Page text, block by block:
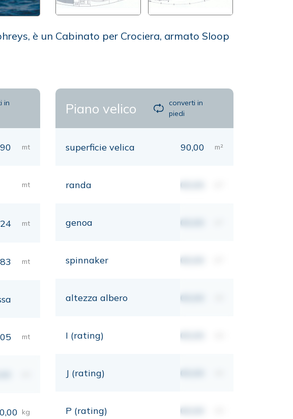
è un Cabinato per Crociera, armato Sloop
in
mt
mt
mt
mt
mt
kg
Piano velico
converti in
piedi
superficie velica 90,00 m²
randa 00,00
genoa 00,00
spinnaker 00,00
altezza albero 00,00
I (rating) 00,00
J (rating) 00,00
P (rating) 00,00